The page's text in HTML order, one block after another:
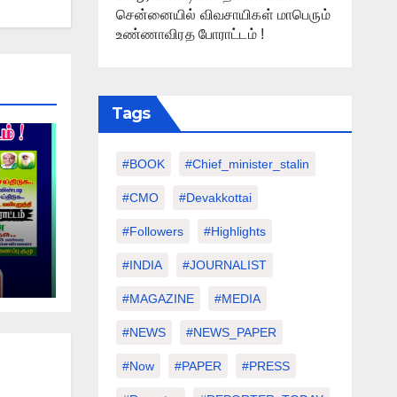
!
சென்னையில் விவசாயிகள் மாபெரும்
உண்ணாவிரத போராட்டம் !
Tags
#BOOK #chief_minister_stalin
#CMO #devakkottai
#followers #highlights
#INDIA #JOURNALIST
#MAGAZINE #MEDIA
#NEWS #NEWS_PAPER
#Now #PAPER #PRESS